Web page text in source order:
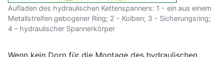
Aufladen des hydraulischen Kettenspanners: 1 - ein aus einem
Metallstreifen gebogener Ring; 2 - Kolben; 3 - Sicherungsring;
4 – hydraulischer Spannerkörper